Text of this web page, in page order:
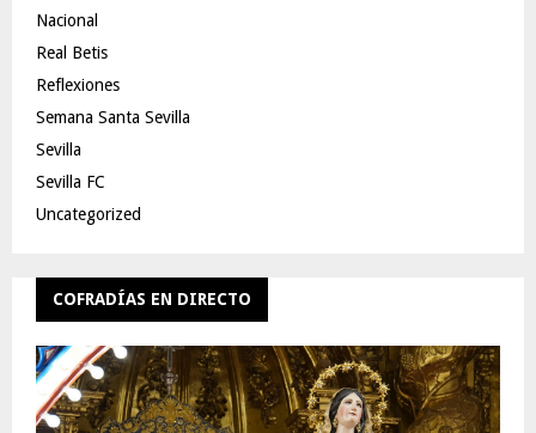
Nacional
Real Betis
Reflexiones
Semana Santa Sevilla
Sevilla
Sevilla FC
Uncategorized
COFRADÍAS EN DIRECTO